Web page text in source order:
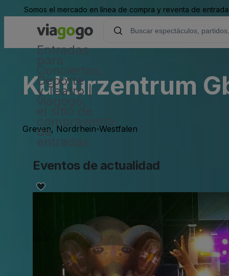
Somos el mercado en línea de compra y reventa de
Entradas
Deporte
y Teatro |
de
Kulturzentrum
Greven, Nordrhein-Westfalen
Eventos de actualidad